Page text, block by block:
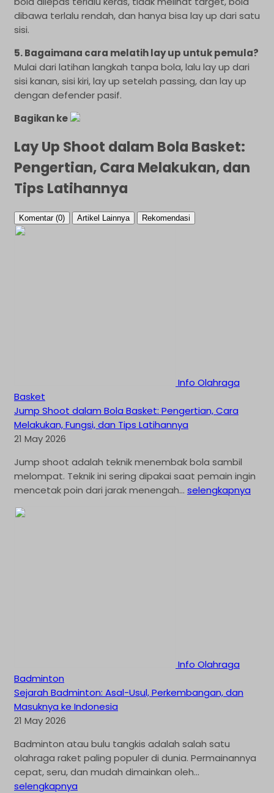
dibawa terlalu rendah, dan hanya bisa lay up dari satu
sisi.
5. Bagaimana cara melatih lay up untuk pemula?
Mulai dari latihan langkah tanpa bola, lalu lay up dari
sisi kanan, sisi kiri, lay up setelah passing, dan lay up
dengan defender pasif.
Bagikan ke
Lay Up Shoot dalam Bola Basket:
Pengertian, Cara Melakukan, dan
Tips Latihannya
Komentar (0) Artikel Lainnya Rekomendasi
Info Olahraga
Basket
Jump Shoot dalam Bola Basket: Pengertian, Cara
Melakukan, Fungsi, dan Tips Latihannya
21 May 2026
Jump shoot adalah teknik menembak bola sambil
melompat. Teknik ini sering dipakai saat pemain ingin
mencetak poin dari jarak menengah... selengkapnya
Info Olahraga
Badminton
Sejarah Badminton: Asal-Usul, Perkembangan, dan
Masuknya ke Indonesia
21 May 2026
Badminton atau bulu tangkis adalah salah satu
olahraga raket paling populer di dunia. Permainannya
cepat, seru, dan mudah dimainkan oleh...
selengkapnya